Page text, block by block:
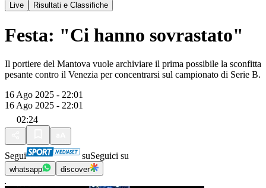
Live
Risultati e Classifiche
Festa: "Ci hanno sovrastato"
Il portiere del Mantova vuole archiviare il prima possibile la sconfitta
pesante contro il Venezia per concentrarsi sul campionato di Serie B.
16 Ago 2025 - 22:01
16 Ago 2025 - 22:01
02:24
Segui suSeguici su
whatsapp discover